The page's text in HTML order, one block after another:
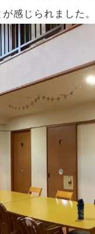
感じられました。